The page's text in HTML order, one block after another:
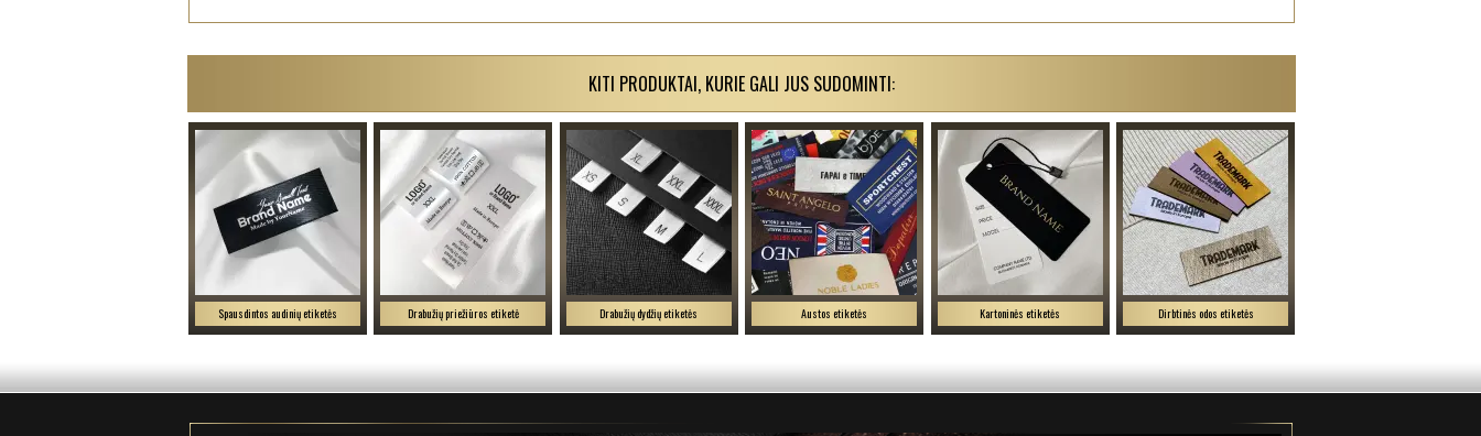
KITI PRODUKTAI, KURIE GALI JUS SUDOMINTI:
Spausdintos audinių etiketės Drabužių priežiūros etiketė Drabužių dydžių etiketės Austos etiketės Kartoninės etiketės Dirbtinės odos etiketės